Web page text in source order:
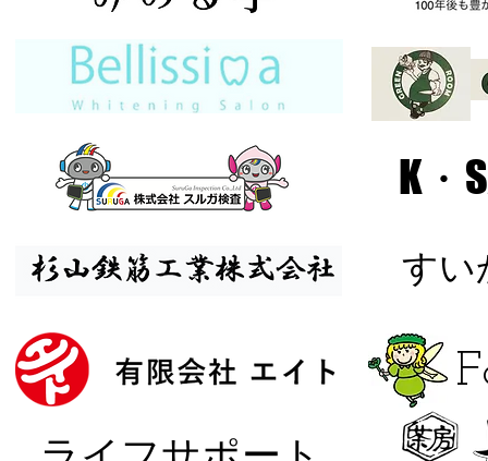
K・
すい